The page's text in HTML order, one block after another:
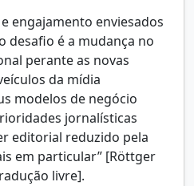
engajamento enviesados
desafio é a mudança no
perante as novas
da mídia
modelos de negócio
jornalísticas
editorial reduzido pela
em particular” [Röttger
livre].